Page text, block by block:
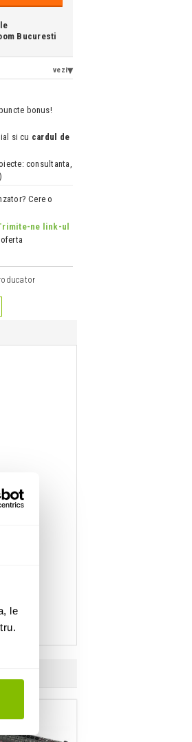
le
Bucuresti
vezi
bonus!
si cu cardul de
consultanta,
Cere o
ne link-ul